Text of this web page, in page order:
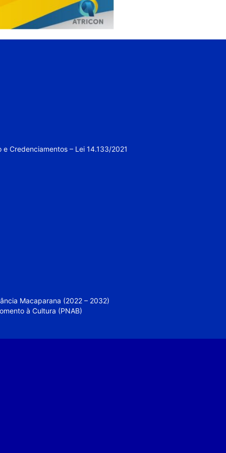
Credenciamentos – Lei 14.133/2021
Macaparana (2022 – 2032)
à Cultura (PNAB)